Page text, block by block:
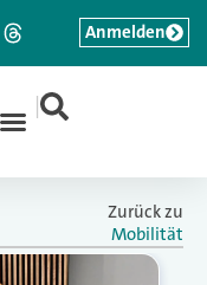
|
Anmelden
Zurück zu
Mobilität